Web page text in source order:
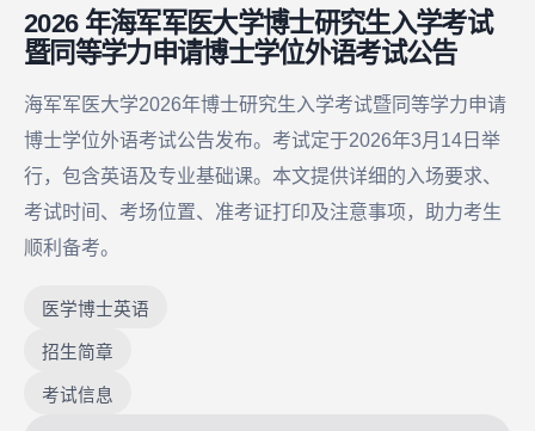
2026 年海军军医大学博士研究生入学考试
暨同等学力申请博士学位外语考试公告
海军军医大学2026年博士研究生入学考试暨同等学力申请
博士学位外语考试公告发布。考试定于2026年3月14日举
行，包含英语及专业基础课。本文提供详细的入场要求、
考试时间、考场位置、准考证打印及注意事项，助力考生
顺利备考。
医学博士英语
招生简章
考试信息